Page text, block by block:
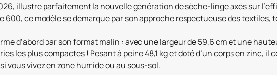
illustre parfaitement la nouvelle génération de sèche-linge axés sur
600, ce modèle se démarque par son approche respectueuse des
d’abord par son format malin : avec une largeur de 59,6 cm et une
les plus compactes ! Pesant à peine 48,1 kg et doté d’un corps en zinc,
vous vivez en zone humide ou au sous-sol.